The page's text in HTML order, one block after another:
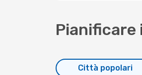
Pianificare
Città popolari